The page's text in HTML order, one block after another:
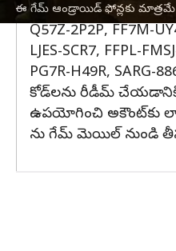
ఈ గేమ్ ఆండ్రాయిడ్ ఫోన్లకు
జనవరి 20న వచ్చే కోడ్‌లను
Q57Z-2P2P, FF7M-
LJES-SCR7, FFPL-
PG7R-H49R, SARG-
కోడ్‌లను రీడీమ్
ఉపయోగించి అకౌంట్‌కు
ను గేమ్ మెయిల్ నుండి